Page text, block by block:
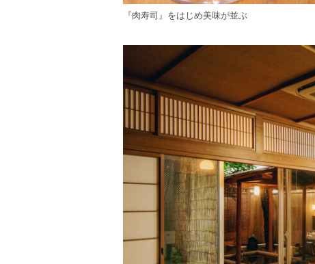
『肉寿司』をはじめ美味が並ぶ